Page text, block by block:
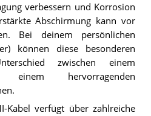
verbessern und Korrosion
Abschirmung kann vor
Bei deinem persönlichen
können diese besonderen
zwischen einem
einem hervorragenden
Kabel verfügt über zahlreiche